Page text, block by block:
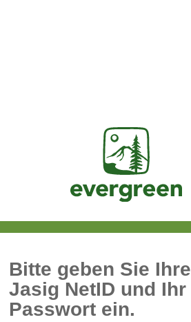
Jasig
Bitte geben Sie Ihre
Jasig NetID und Ihr
Passwort ein.